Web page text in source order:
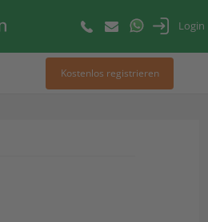
Login
Kostenlos registrieren